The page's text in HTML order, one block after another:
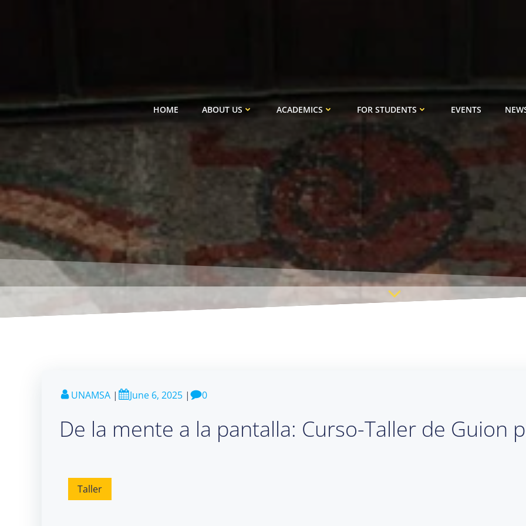
HOME ABOUT US ACADEMICS FOR STUDENTS EVENTS
UNAMSA | June 6, 2025 | 0
De la mente a la pantalla: Curso-Taller de Guion
Taller